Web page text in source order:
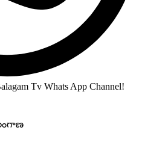
Tv Whats App Channel!